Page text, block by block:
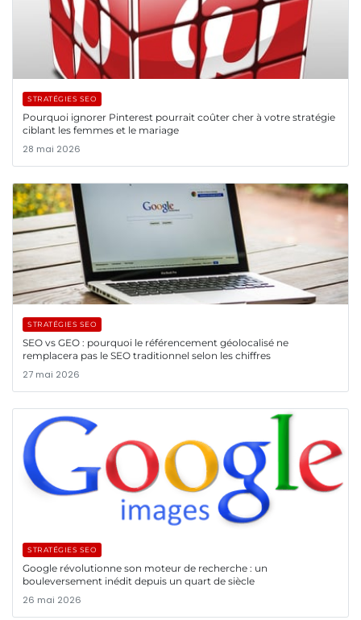
STRATÉGIES SEO
Pourquoi ignorer Pinterest pourrait coûter cher à votre stratégie
ciblant les femmes et le mariage
28 mai 2026
STRATÉGIES SEO
SEO vs GEO : pourquoi le référencement géolocalisé ne
remplacera pas le SEO traditionnel selon les chiffres
27 mai 2026
STRATÉGIES SEO
Google révolutionne son moteur de recherche : un
bouleversement inédit depuis un quart de siècle
26 mai 2026